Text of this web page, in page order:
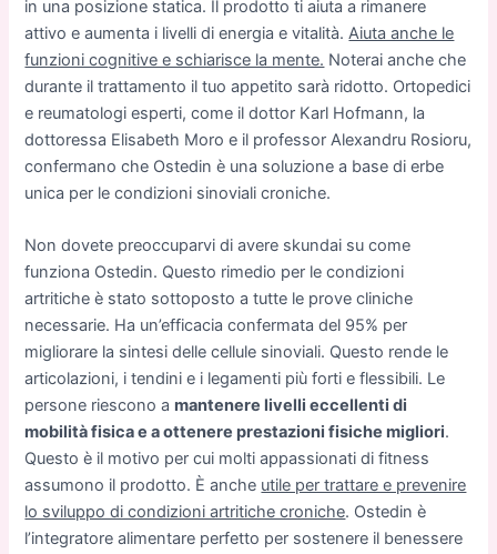
in una posizione statica. Il prodotto ti aiuta a rimanere
attivo e aumenta i livelli di energia e vitalità.Aiuta anche le
funzioni cognitive e schiarisce la mente. Noterai anche che
durante il trattamento il tuo appetito sarà ridotto. Ortopedici
e reumatologi esperti, come il dottor Karl Hofmann, la
dottoressa Elisabeth Moro e il professor Alexandru Rosioru,
confermano che Ostedin è una soluzione a base di erbe
unica per le condizioni sinoviali croniche.
Non dovete preoccuparvi di avere skundai su come
funziona Ostedin. Questo rimedio per le condizioni
artritiche è stato sottoposto a tutte le prove cliniche
necessarie. Ha un’efficacia confermata del 95% per
migliorare la sintesi delle cellule sinoviali. Questo rende le
articolazioni, i tendini e i legamenti più forti e flessibili. Le
persone riescono a mantenere livelli eccellenti di
mobilità fisica e a ottenere prestazioni fisiche migliori.
Questo è il motivo per cui molti appassionati di fitness
assumono il prodotto. È anche utile per trattare e prevenire
lo sviluppo di condizioni artritiche croniche. Ostedin è
l’integratore alimentare perfetto per sostenere il benessere